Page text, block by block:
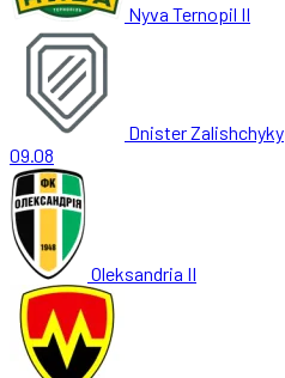
Nyva Ternopil II
Dnister Zalishchyky
09.08
Oleksandria II